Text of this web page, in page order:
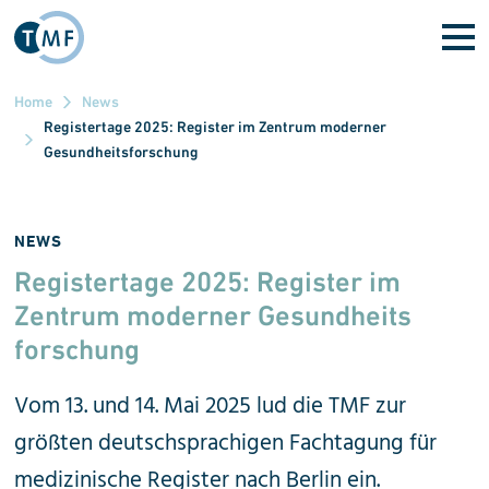
Direkt zum Inhalt
Home
News
Registertage 2025: Register im Zentrum moderner
Gesundheitsforschung
NEWS
Registertage 2025: Register im
Zentrum moderner Gesundheits
forschung
Vom 13. und 14. Mai 2025 lud die TMF zur
größten deutschsprachigen Fachtagung für
medizinische Register nach Berlin ein.